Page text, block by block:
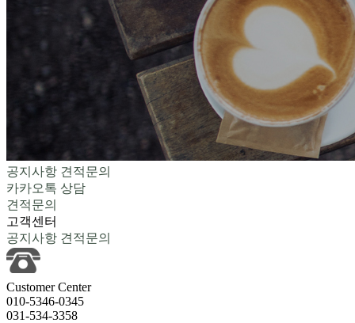
공지사항 견적문의
카카오톡 상담
견적문의
고객센터
공지사항 견적문의
CustomerCenter
010-5346-0345
031-534-3358